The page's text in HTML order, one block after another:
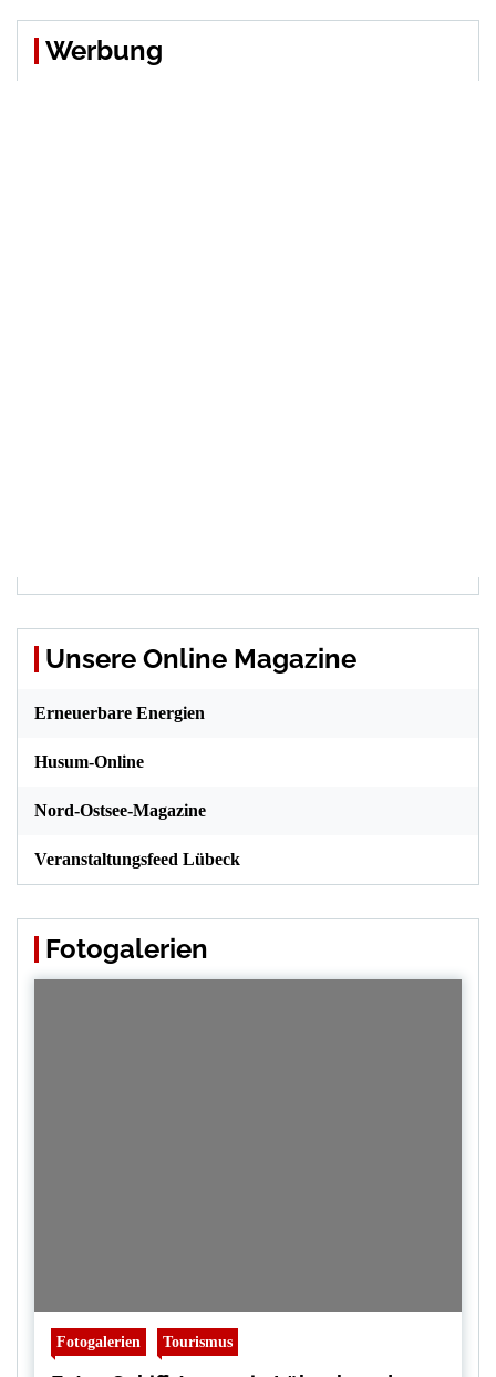
Werbung
Unsere Online Magazine
Erneuerbare Energien
Husum-Online
Nord-Ostsee-Magazine
Veranstaltungsfeed Lübeck
Fotogalerien
Fotogalerien Tourismus